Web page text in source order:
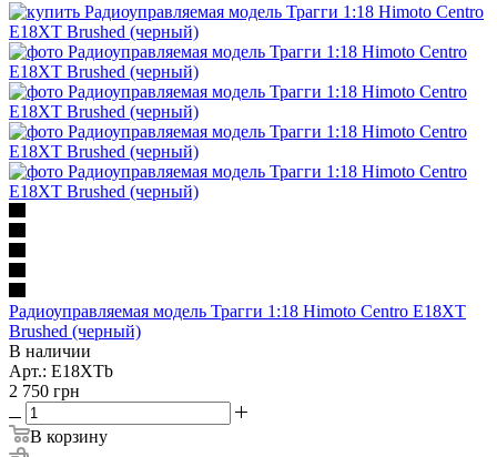
Радиоуправляемая модель Трагги 1:18 Himoto Centro E18XT
Brushed (черный)
В наличии
Арт.: E18XTb
2 750 грн
В корзину